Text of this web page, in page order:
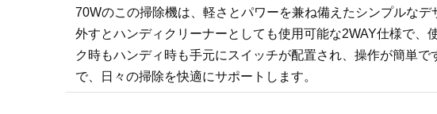
70Wのこの掃除機は、軽さとパワーを兼ね備えたシンプルな
外すとハンディクリーナーとしても使用可能な2WAY仕様で、
ク時もハンディ時も手元にスイッチが配置され、操作が簡単
で、日々の掃除を快適にサポートします。